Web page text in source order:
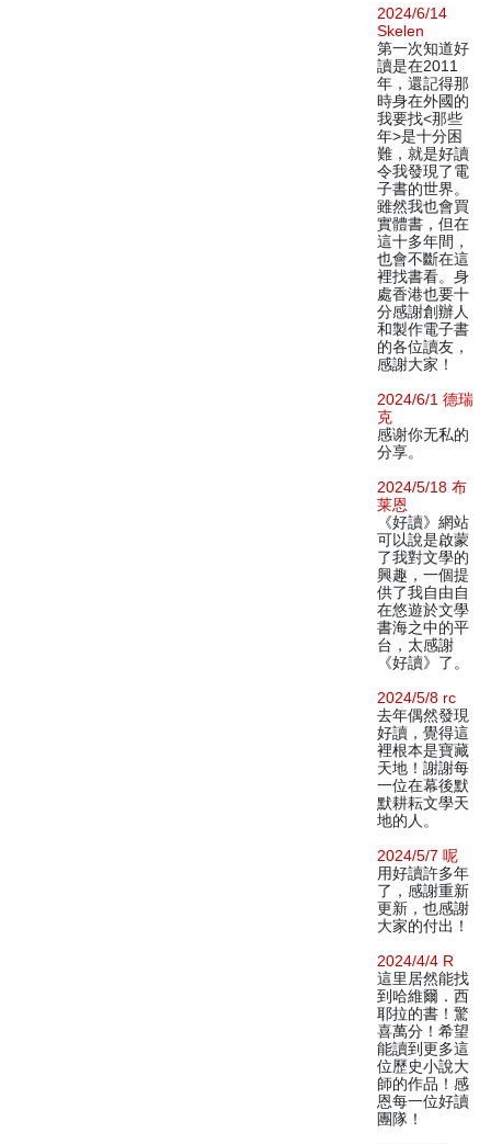
2024/6/14
Skelen
第一次知道好
讀是在2011
年，還記得那
時身在外國的
我要找<那些
年>是十分困
難，就是好讀
令我發現了電
子書的世界。
雖然我也會買
實體書，但在
這十多年間，
也會不斷在這
裡找書看。身
處香港也要十
分感謝創辦人
和製作電子書
的各位讀友，
感謝大家！
2024/6/1 德瑞
克
感谢你无私的
分享。
2024/5/18 布
莱恩
《好讀》網站
可以說是啟蒙
了我對文學的
興趣，一個提
供了我自由自
在悠遊於文學
書海之中的平
台，太感謝
《好讀》了。
2024/5/8 rc
去年偶然發現
好讀，覺得這
裡根本是寶藏
天地！謝謝每
一位在幕後默
默耕耘文學天
地的人。
2024/5/7 呢
用好讀許多年
了，感謝重新
更新，也感謝
大家的付出！
2024/4/4 R
這里居然能找
到哈維爾．西
耶拉的書！驚
喜萬分！希望
能讀到更多這
位歷史小說大
師的作品！感
恩每一位好讀
團隊！